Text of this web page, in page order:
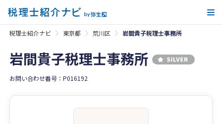
税理士紹介ナビ 東京都 荒川区 岩間貴子税理士事務所
岩間貴子税理士事務所
お問い合わせ番号：P016192